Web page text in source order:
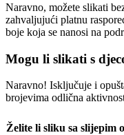
Naravno, možete slikati
zahvaljujući platnu
boje koja se nanosi na
Mogu li slikati s
Naravno! Isključuje i
brojevima odlična
Želite li sliku sa slijepim